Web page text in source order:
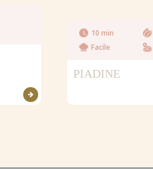
10 min
Facile
PIADINE